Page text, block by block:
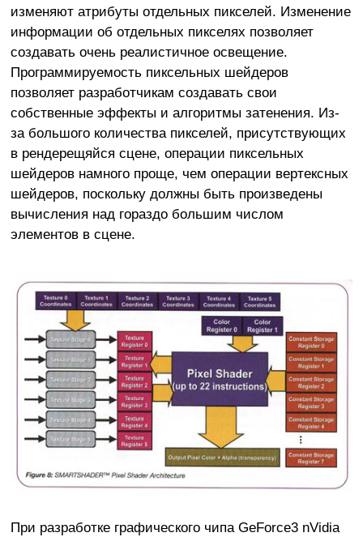
изменяют атрибуты отдельных пикселей. Изменение
информации об отдельных пикселях позволяет
создавать очень реалистичное освещение.
Программируемость пиксельных шейдеров
позволяет разработчикам создавать свои
собственные эффекты и алгоритмы затенения. Из-
за большого количества пикселей, присутствующих
в рендерещяйся сцене, операции пиксельных
шейдеров намного проще, чем операции вертексных
шейдеров, поскольку должны быть произведены
вычисления над гораздо большим числом
элементов в сцене.
При разработке графического чипа GeForce3 nVidia